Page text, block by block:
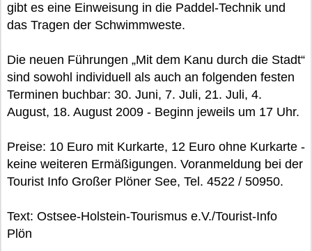
gibt es eine Einweisung in die Paddel-Technik und
das Tragen der Schwimmweste.
Die neuen Führungen „Mit dem Kanu durch die Stadt“
sind sowohl individuell als auch an folgenden festen
Terminen buchbar: 30. Juni, 7. Juli, 21. Juli, 4.
August, 18. August 2009 - Beginn jeweils um 17 Uhr.
Preise: 10 Euro mit Kurkarte, 12 Euro ohne Kurkarte -
keine weiteren Ermäßigungen. Voranmeldung bei der
Tourist Info Großer Plöner See, Tel. 4522 / 50950.
Text: Ostsee-Holstein-Tourismus e.V./Tourist-Info
Plön